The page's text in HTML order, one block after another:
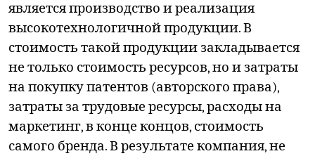
является производство и реализация
высокотехнологичной продукции. В
стоимость такой продукции закладывается
не только стоимость ресурсов, но и затраты
на покупку патентов (авторского права),
затраты за трудовые ресурсы, расходы на
маркетинг, в конце концов, стоимость
самого бренда. В результате компания, не